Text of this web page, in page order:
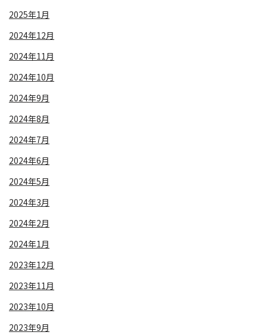
2025年1月
2024年12月
2024年11月
2024年10月
2024年9月
2024年8月
2024年7月
2024年6月
2024年5月
2024年3月
2024年2月
2024年1月
2023年12月
2023年11月
2023年10月
2023年9月